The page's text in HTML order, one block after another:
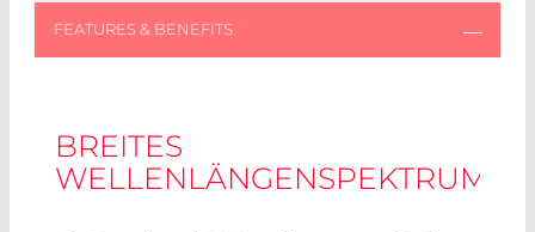
BREITES
WELLENLÄNGENSPEKTRUM